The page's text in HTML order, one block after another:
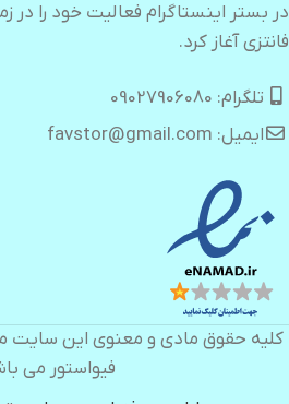
در بستر اینستاگرام فعالیت خود را در
فانتزی آغاز کرد.
تلگرام: 09027906080
ایمیل: favstor@gmail.com
کلیه حقوق مادی و معنوی این سایت
فیواستور می